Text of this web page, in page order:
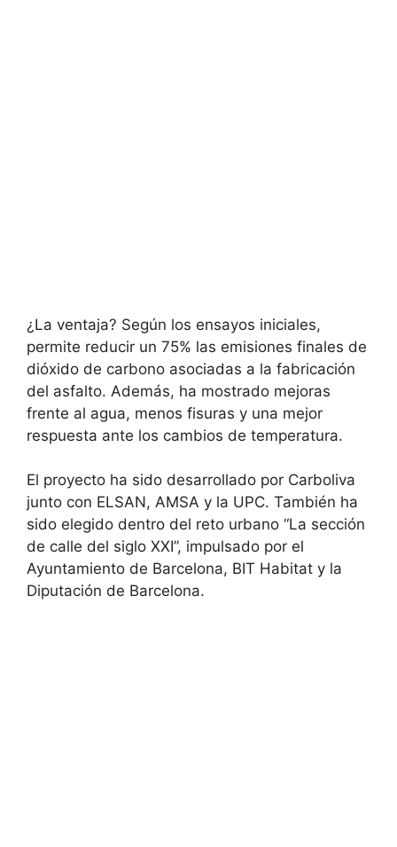
¿La ventaja? Según los ensayos iniciales,
permite reducir un 75% las emisiones finales de
dióxido de carbono asociadas a la fabricación
del asfalto. Además, ha mostrado mejoras
frente al agua, menos fisuras y una mejor
respuesta ante los cambios de temperatura.
El proyecto ha sido desarrollado por Carboliva
junto con ELSAN, AMSA y la UPC. También ha
sido elegido dentro del reto urbano “La sección
de calle del siglo XXI”, impulsado por el
Ayuntamiento de Barcelona, BIT Habitat y la
Diputación de Barcelona.